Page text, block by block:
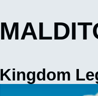
Kingdom